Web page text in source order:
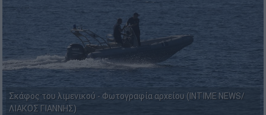
Σκάφος του λιμενικού - Φωτογραφία αρχείου (INTIME NEWS/
ΛΙΑΚΟΣ ΓΙΑΝΝΗΣ)